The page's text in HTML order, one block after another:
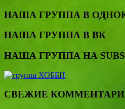
НАША ГРУППА В
НАША ГРУППА В ВК
НАША ГРУППА НА
СВЕЖИЕ